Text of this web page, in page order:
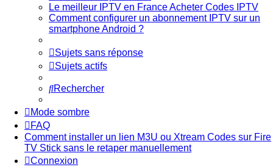
Le meilleur IPTV en France Acheter Codes IPTV
Comment configurer un abonnement IPTV sur un
smartphone Android ?
Sujets sans réponse
Sujets actifs
Rechercher
Mode sombre
FAQ
Comment installer un lien M3U ou Xtream Codes sur Fire
TV Stick sans le retaper manuellement
Connexion